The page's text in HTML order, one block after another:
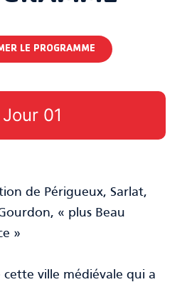
LE PROGRAMME
Jour 01
de Périgueux, Sarlat,
« plus Beau
»
ville médiévale qui a